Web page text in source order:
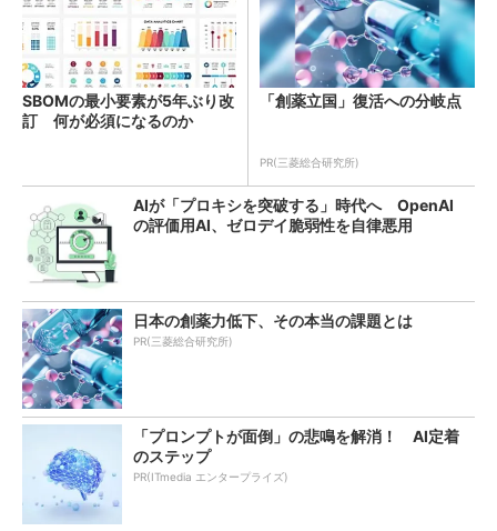
SBOMの最小要素が5年ぶり改
訂 何が必須になるのか
「創薬立国」復活への分岐点
PR(三菱総合研究所)
AIが「プロキシを突破する」時代へ OpenAI
の評価用AI、ゼロデイ脆弱性を自律悪用
日本の創薬力低下、その本当の課題とは
PR(三菱総合研究所)
「プロンプトが面倒」の悲鳴を解消！ AI定着
のステップ
PR(ITmedia エンタープライズ)